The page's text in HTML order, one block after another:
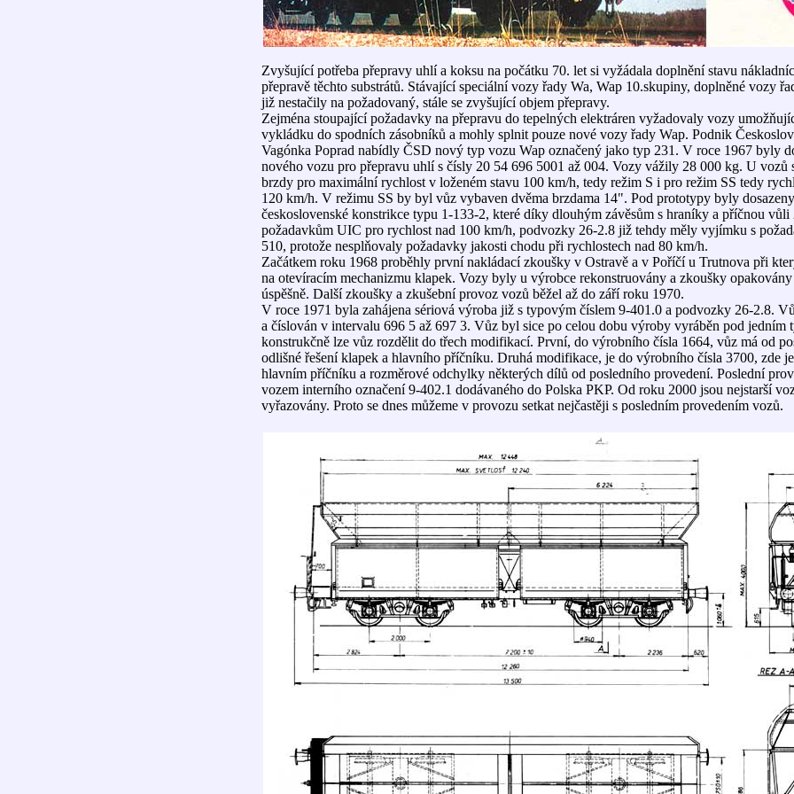
Zvyšující potřeba přepravy uhlí a koksu na počátku 70. let si vyžádala doplnění stavu
přepravě těchto substrátů. Stávající speciální vozy řady Wa, Wap 10.skupiny, doplněné vozy
již nestačily na požadovaný, stále se zvyšující objem přepravy.
Zejména stoupající požadavky na přepravu do tepelných elektráren vyžadovaly vozy
vykládku do spodních zásobníků a mohly splnit pouze nové vozy řady Wap. Podnik
Vagónka Poprad nabídly ČSD nový typ vozu Wap označený jako typ 231. V roce 1967 byly
nového vozu pro přepravu uhlí s čísly 20 54 696 5001 až 004. Vozy vážily 28 000 kg. U vozů
brzdy pro maximální rychlost v loženém stavu 100 km/h, tedy režim S i pro režim SS tedy
120 km/h. V režimu SS by byl vůz vybaven dvěma brzdama 14". Pod prototypy byly
československé konstrikce typu 1-133-2, které díky dlouhým závěsům s hraníky a příčnou
požadavkům UIC pro rychlost nad 100 km/h, podvozky 26-2.8 již tehdy měly vyjímku s
510, protože nesplňovaly požadavky jakosti chodu při rychlostech nad 80 km/h.
Začátkem roku 1968 proběhly první nakládací zkoušky v Ostravě a v Poříčí u Trutnova při
na otevíracím mechanizmu klapek. Vozy byly u výrobce rekonstruovány a zkoušky
úspěšně. Další zkoušky a zkušební provoz vozů běžel až do září roku 1970.
V roce 1971 byla zahájena sériová výroba již s typovým číslem 9-401.0 a podvozky 26-2.8.
a číslován v intervalu 696 5 až 697 3. Vůz byl sice po celou dobu výroby vyráběn pod jedním
konstrukčně lze vůz rozdělit do třech modifikací. První, do výrobního čísla 1664, vůz má od
odlišné řešení klapek a hlavního příčníku. Druhá modifikace, je do výrobního čísla 3700, zde
hlavním příčníku a rozměrové odchylky některých dílů od posledního provedení. Poslední
vozem interního označení 9-402.1 dodávaného do Polska PKP. Od roku 2000 jsou nejstarší
vyřazovány. Proto se dnes můžeme v provozu setkat nejčastěji s posledním provedením vozů.